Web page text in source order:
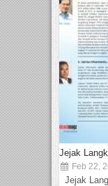
Jejak
Feb 22,
Jejak